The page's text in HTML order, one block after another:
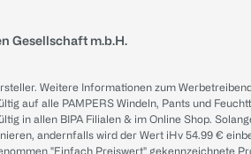
Gesellschaft m.b.H.
Weitere Informationen zum
auf alle PAMPERS Windeln, Pants und
in allen BIPA Filialen & im Online Shop.
andernfalls wird der Wert iHv 54.99 €
"Einfach Preiswert"